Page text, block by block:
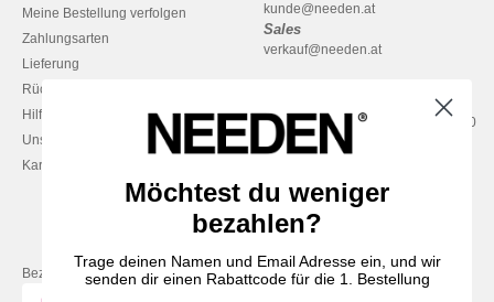
Meine Bestellung verfolgen
Zahlungsarten
Lieferung
Rückerstattungen / Rückgaben
Hilfe & FAQs
Unsere Engagements
Karriere
kunde@needen.at
Sales
verkauf@needen.at
Montag – Donnerstag: 10:00–13:00
& 14:00–17:30
Bezahlung mit
Möchtest du weniger
bezahlen?
Trage deinen Namen und Email Adresse ein, und wir
senden dir einen Rabattcode für die 1. Bestellung